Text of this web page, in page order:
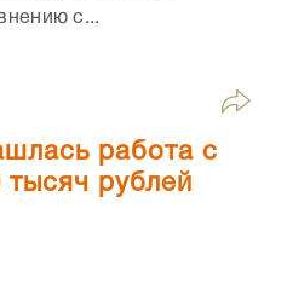
с...
работа с
тысяч рублей